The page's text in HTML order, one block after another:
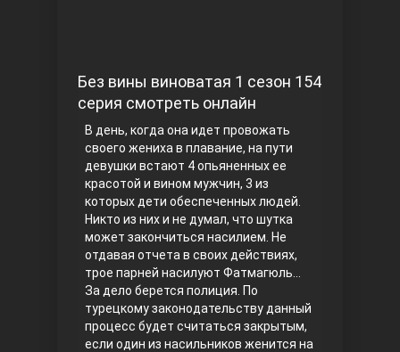
Правосyдие
Без вины виноватая 1 сезон 154
серия смотреть онлайн
В день, когда она идет провожать
своего жениха в плавание, на пути
девушки встают 4 опьяненных ее
красотой и вином мужчин, 3 из
которых дети обеспеченных людей.
Никто из них и не думал, что шутка
может закончиться насилием. Не
отдавая отчета в своих действиях,
трое парней насилуют Фатмагюль…
За дело берется полиция. По
турецкому законодательству данный
процесс будет считаться закрытым,
если один из насильников женится на